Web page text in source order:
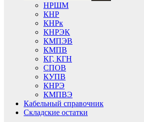
НРШМ
КНР
КНРк
КНРЭК
КМПЭВ
КМПВ
КГ, КГН
СПОВ
КУПВ
КНРЭ
КМПВЭ
Кабельный справочник
Складские остатки